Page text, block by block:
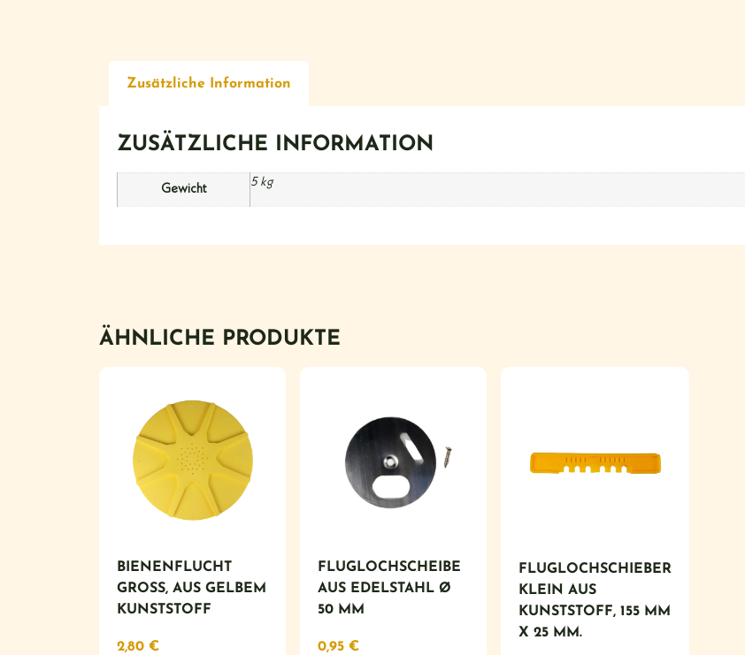
Zusätzliche Information
ZUSÄTZLICHE INFORMATION
Gewicht
5 kg
ÄHNLICHE PRODUKTE
BIENENFLUCHT
GROSS, AUS GELBEM K
UNSTSTOFF
2,80 €
FLUGLOCHSCHEIBE
AUS EDELSTAHL Ø
50 MM
0,95 €
FLUGLOCHSCHIEBER
KLEIN AUS
KUNSTSTOFF, 155 MM
X 25 MM.